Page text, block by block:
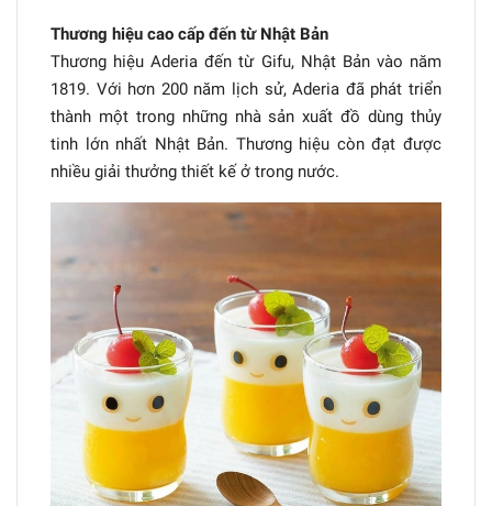
Thương hiệu cao cấp đến từ Nhật Bản
Thương hiệu Aderia đến từ Gifu, Nhật Bản vào năm
1819. Với hơn 200 năm lịch sử, Aderia đã phát triển
thành một trong những nhà sản xuất đồ dùng thủy
tinh lớn nhất Nhật Bản. Thương hiệu còn đạt được
nhiều giải thưởng thiết kế ở trong nước.